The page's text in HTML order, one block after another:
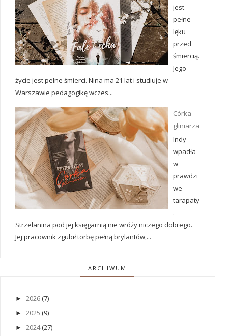
jest
pełne
lęku
przed
śmiercią.
Jego
życie jest pełne śmierci. Nina ma 21 lat i studiuje w
Warszawie pedagogikę wczes...
Córka
gliniarza
Indy
wpadła
w
prawdzi
we
tarapaty
.
Strzelanina pod jej księgarnią nie wróży niczego dobrego.
Jej pracownik zgubił torbę pełną brylantów,...
ARCHIWUM
► 2026 (7)
► 2025 (9)
► 2024(27)